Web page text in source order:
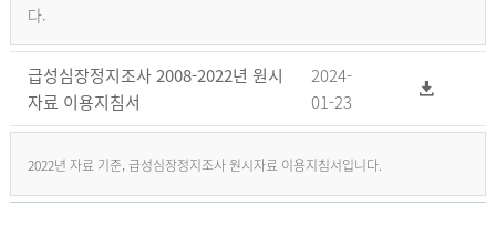
다.
급성심장정지조사 2008-2022년 원시
자료 이용지침서
2024-
01-23
2022년 자료 기준, 급성심장정지조사 원시자료 이용지침서입니다.